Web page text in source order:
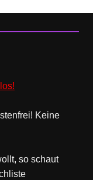
Keine
so schaut